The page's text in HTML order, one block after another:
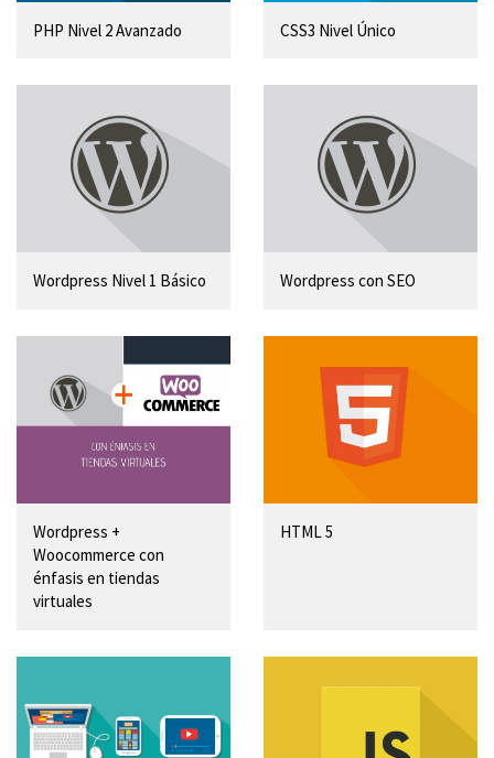
PHP Nivel 2 Avanzado CSS3 Nivel Único
Wordpress Nivel 1 Básico Wordpress con SEO
Wordpress +
Woocommerce con
énfasis en tiendas
virtuales
HTML 5